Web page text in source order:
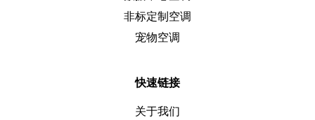
非标定制空调
宠物空调
快速链接
关于我们